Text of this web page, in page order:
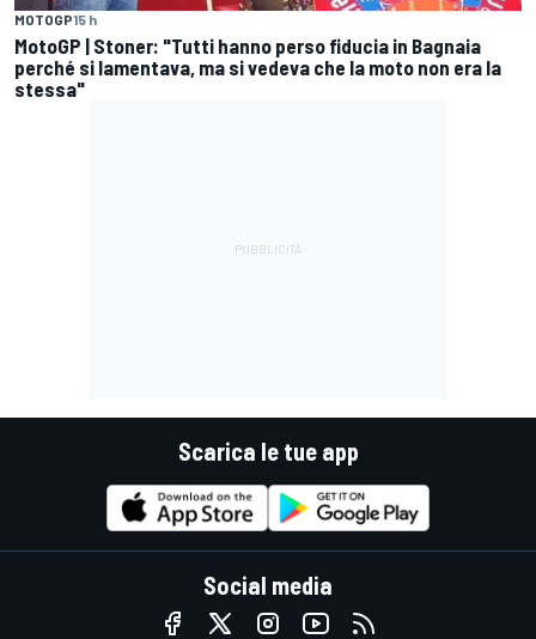
MOTOGP15 h
MotoGP | Stoner: "Tutti hanno perso fiducia in Bagnaia
perché si lamentava, ma si vedeva che la moto non era la
stessa"
Scarica le tue app
Social media